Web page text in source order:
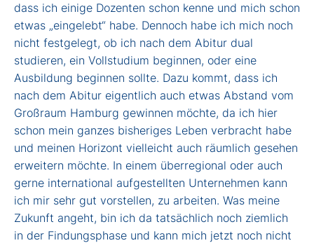
dass ich einige Dozenten schon kenne und mich schon
etwas „eingelebt“ habe. Dennoch habe ich mich noch
nicht festgelegt, ob ich nach dem Abitur dual
studieren, ein Vollstudium beginnen, oder eine
Ausbildung beginnen sollte. Dazu kommt, dass ich
nach dem Abitur eigentlich auch etwas Abstand vom
Großraum Hamburg gewinnen möchte, da ich hier
schon mein ganzes bisheriges Leben verbracht habe
und meinen Horizont vielleicht auch räumlich gesehen
erweitern möchte. In einem überregional oder auch
gerne international aufgestellten Unternehmen kann
ich mir sehr gut vorstellen, zu arbeiten. Was meine
Zukunft angeht, bin ich da tatsächlich noch ziemlich
in der Findungsphase und kann mich jetzt noch nicht